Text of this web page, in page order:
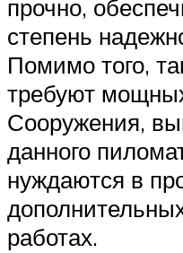
прочно,
степень
Помимо того,
требуют
Сооружения,
данного
нуждаются в
работах.